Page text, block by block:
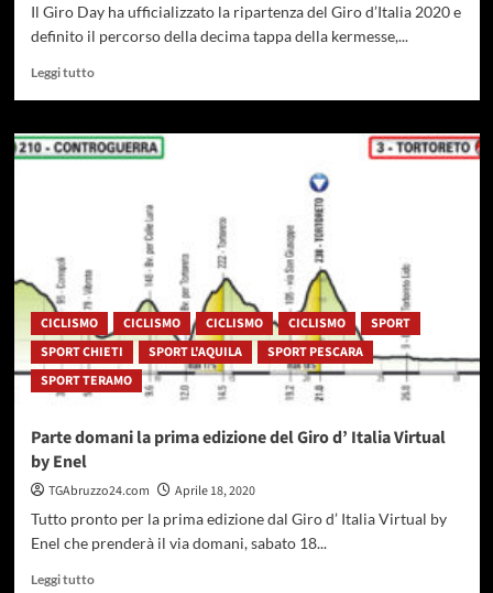
Il Giro Day ha ufficializzato la ripartenza del Giro d’Italia 2020 e
definito il percorso della decima tappa della kermesse,...
Leggi tuttoLeggi
su
Giro
Lanciano-
Tortoreto
CICLISMO CICLISMO CICLISMO CICLISMO
SPORT
SPORT CHIETI
SPORT L'AQUILA
SPORT PESCARA
SPORT TERAMO
Parte domani la prima edizione del Giro d’ Italia Virtual
by Enel
TGAbruzzo24.com
Aprile 18, 2020
Tutto pronto per la prima edizione dal Giro d’ Italia Virtual by
Enel che prenderà il via domani, sabato 18...
Leggi tuttoLeggi